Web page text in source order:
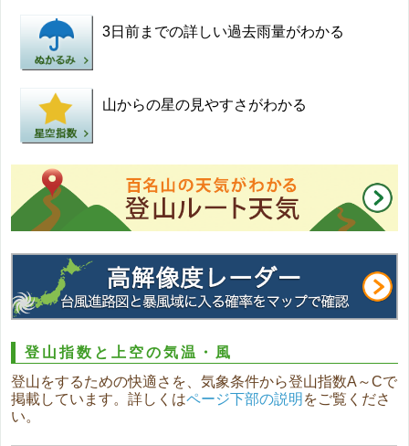
3日前までの詳しい過去雨量がわかる
山からの星の見やすさがわかる
登山指数と上空の気温・風
登山をするための快適さを、気象条件から登山指数A～Cで
掲載しています。詳しくはページ下部の説明 をご覧くださ
い。